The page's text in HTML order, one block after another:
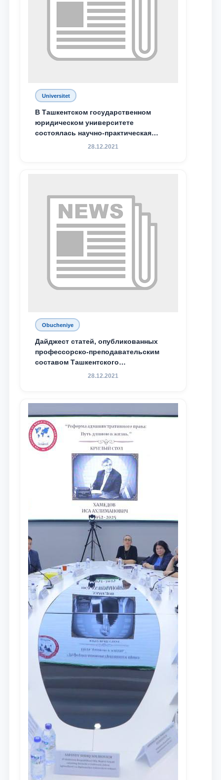
Universitet
В Ташкентском государственном
юридическом университете
состоялась научно-практическая
конференция магистрантов
28.12.2021
Obucheniye
Дайджест статей, опубликованных
профессорско-преподавательским
составом Ташкентского
государственного юридического
доведения до международного
сообщества результатов реформ и
исследований в сфере
противодействия коррупции
28.12.2021